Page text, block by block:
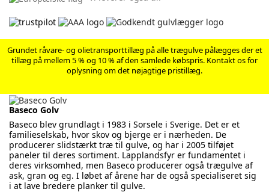
Grundet råvare- og olietransporttillæg på alle trægulve pålægges der et
tillæg på mellem 5 % og 10 % af den samlede købspris. Kontakt os for
oplysning om det nøjagtige pristillæg.
Baseco Golv
Baseco blev grundlagt i 1983 i Sorsele i Sverige. Det er et
familieselskab, hvor skov og bjerge er i nærheden. De
producerer slidstærkt træ til gulve, og har i 2005 tilføjet
paneler til deres sortiment. Lapplandsfyr er fundamentet i
deres virksomhed, men Baseco producerer også trægulve af
ask, gran og eg. I løbet af årene har de også specialiseret sig
i at lave bredere planker til gulve.